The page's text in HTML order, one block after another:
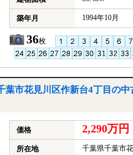
築年月 1994年10月
36枚
葉市花見川区作新台4丁目の中
価格 2,290万円
所在地 千葉県千葉市